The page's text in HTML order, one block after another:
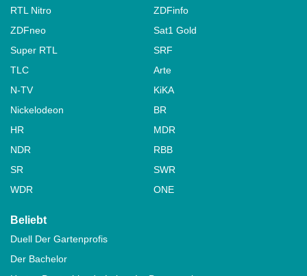
RTL Nitro
ZDFinfo
ZDFneo
Sat1 Gold
Super RTL
SRF
TLC
Arte
N-TV
KiKA
Nickelodeon
BR
HR
MDR
NDR
RBB
SR
SWR
WDR
ONE
Beliebt
Duell Der Gartenprofis
Der Bachelor